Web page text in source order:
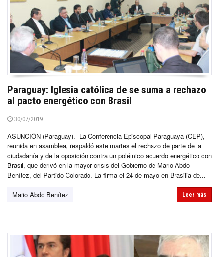
Paraguay: Iglesia católica de se suma a rechazo
al pacto energético con Brasil
30/07/2019
ASUNCIÓN (Paraguay).- La Conferencia Episcopal Paraguaya (CEP),
reunida en asamblea, respaldó este martes el rechazo de parte de la
ciudadanía y de la oposición contra un polémico acuerdo energético con
Brasil, que derivó en la mayor crisis del Gobierno de Mario Abdo
Benítez, del Partido Colorado. La firma el 24 de mayo en Brasilia de...
Mario Abdo Benítez Leer más